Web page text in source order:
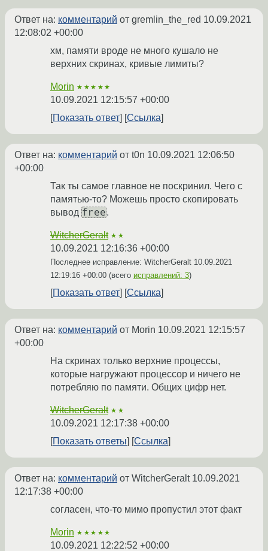
Ответ на: комментарий от gremlin_the_red 10.09.2021
12:08:02 +00:00
хм, памяти вроде не много кушало не
верхних скринах, кривые лимиты?
Morin ★★★★★
10.09.2021 12:15:57 +00:00
Показать ответ
Ссылка
Ответ на: комментарий от t0n 10.09.2021 12:06:50
+00:00
Так ты самое главное не поскринил. Чего с
памятью-то? Можешь просто скопировать
вывод free.
WitcherGeralt ★★
10.09.2021 12:16:36 +00:00
Последнее исправление: WitcherGeralt 10.09.2021
12:19:16 +00:00 (всего исправлений: 3)
Показать ответ Ссылка
Ответ на: комментарий от Morin 10.09.2021 12:15:57
+00:00
На скринах только верхние процессы,
которые нагружают процессор и ничего не
потребляю по памяти. Общих цифр нет.
WitcherGeralt ★★
10.09.2021 12:17:38 +00:00
Показать ответы
Ссылка
Ответ на: комментарий от WitcherGeralt 10.09.2021
12:17:38 +00:00
согласен, что-то мимо пропустил этот факт
Morin ★★★★★
10.09.2021 12:22:52 +00:00